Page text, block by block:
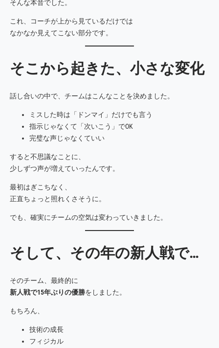
そんな本音でした。
これ、コーチが上から見ているだけでは
なかなか見えてこない部分です。
そこから起きた、小さな変化
話し合いの中で、チームはこんなことを決めました。
ミスした時は「ドンマイ」だけでも言う
指示じゃなくて「次いこう」でOK
完璧な声じゃなくていい
すると不思議なことに、
少しずつ声が増えていったんです。
最初はぎこちなく、
正直ちょっと照れくさそうに。
でも、確実にチームの空気は変わっていきました。
そして、その年の新人戦で…
そのチーム、最終的に
新人戦で15年ぶりの優勝をしました。
もちろん、
技術の成長
フィジカル